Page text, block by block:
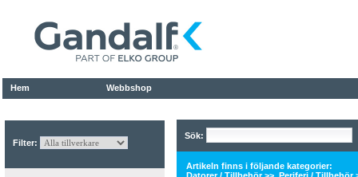
Hem Webbshop
Filter:
Sök:
Artikeln finns i följande kategorier: